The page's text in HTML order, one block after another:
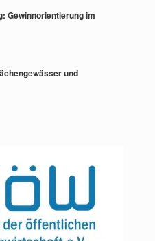
Gewinnorientierung im
und